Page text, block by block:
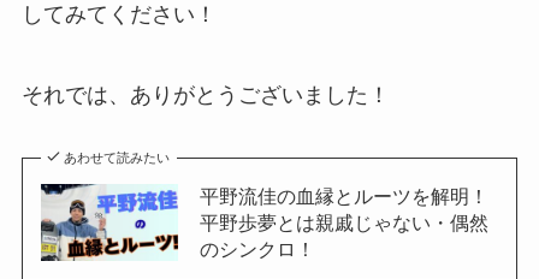
してみてください！
それでは、ありがとうございました！
あわせて読みたい
平野流佳の血縁とルーツを解明！
平野歩夢とは親戚じゃない・偶然
のシンクロ！